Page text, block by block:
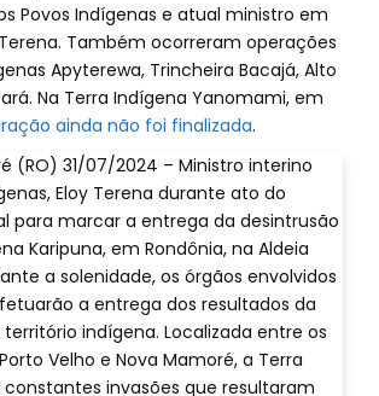
Povos Indígenas e atual ministro em
Também ocorreram operações
Apyterewa, Trincheira Bacajá, Alto
Na Terra Indígena Yanomami, em
ainda não foi finalizada.